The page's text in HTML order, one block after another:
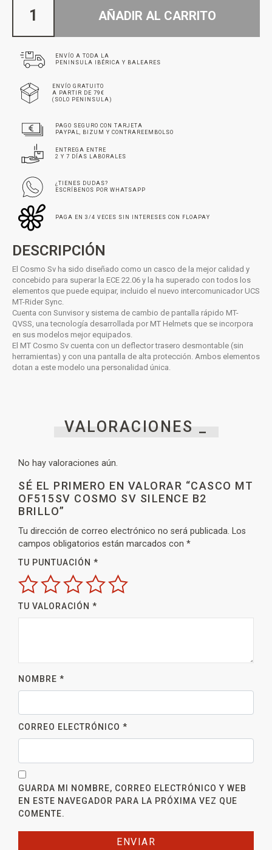
AÑADIR AL CARRITO
ENVÍO A TODA LA
PENINSULA IBÉRICA Y BALEARES
ENVÍO GRATUITO
A PARTIR DE 79€
(SOLO PENINSULA)
PAGO SEGURO CON TARJETA
PAYPAL, BIZUM Y CONTRAREEMBOLSO
ENTREGA ENTRE
2 Y 7 DÍAS LABORALES
¿TIENES DUDAS?
ESCRÍBENOS POR WHATSAPP
PAGA EN 3/4 VECES SIN INTERESES CON FLOAPAY
DESCRIPCIÓN
El Cosmo Sv ha sido diseñado como un casco de la mejor calidad y
concebido para superar la ECE 22.06 y la ha superado con todos los
elementos que puede equipar, incluido el nuevo intercomunicador UCS
MT-Rider Sync.
Cuenta con Sunvisor y sistema de cambio de pantalla rápido MT-
QVSS, una tecnología desarrollada por MT Helmets que se incorpora
en sus modelos mejor equipados.
El MT Cosmo Sv cuenta con un deflector trasero desmontable (sin
herramientas) y con una pantalla de alta protección. Ambos elementos
dotan a este modelo una personalidad única.
VALORACIONES _
No hay valoraciones aún.
SÉ EL PRIMERO EN VALORAR “CASCO MT
OF515SV COSMO SV SILENCE B2
BRILLO”
Tu dirección de correo electrónico no será publicada. Los
campos obligatorios están marcados con *
TU PUNTUACIÓN *
TU VALORACIÓN *
NOMBRE *
CORREO ELECTRÓNICO *
GUARDA MI NOMBRE, CORREO ELECTRÓNICO Y WEB
EN ESTE NAVEGADOR PARA LA PRÓXIMA VEZ QUE
COMENTE.